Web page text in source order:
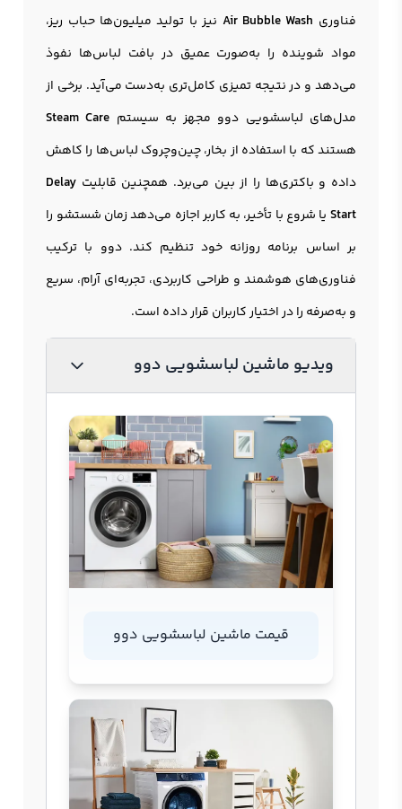
فناوری Air Bubble Wash نیز با تولید میلیون‌ها حباب ریز،
مواد شوینده را به‌صورت عمیق در بافت لباس‌ها نفوذ
می‌دهد و در نتیجه تمیزی کامل‌تری به‌دست می‌آید. برخی از
مدل‌های لباسشویی دوو مجهز به سیستم Steam Care
هستند که با استفاده از بخار، چین‌وچروک لباس‌ها را کاهش
داده و باکتری‌ها را از بین می‌برد. همچنین قابلیت Delay
Start یا شروع با تأخیر، به کاربر اجازه می‌دهد زمان شستشو را
بر اساس برنامه روزانه خود تنظیم کند. دوو با ترکیب
فناوری‌های هوشمند و طراحی کاربردی، تجربه‌ای آرام، سریع
و به‌صرفه را در اختیار کاربران قرار داده است.
ویدیو ماشین لباسشویی دوو
قیمت ماشین لباسشویی دوو